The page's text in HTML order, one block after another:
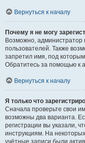
Вернуться к началу
Почему я не могу
Возможно,
пользователей. Также
запретил имя, под
Обратитесь за помощью к
Вернуться к началу
Я только что
Сначала проверьте свои
возможны два варианта.
регистрации вы указали,
инструкциям. На
учётные записи были